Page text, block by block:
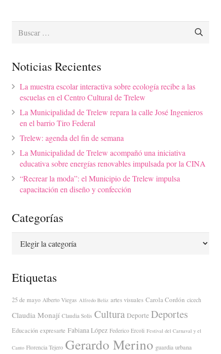
Noticias Recientes
La muestra escolar interactiva sobre ecología recibe a las
escuelas en el Centro Cultural de Trelew
La Municipalidad de Trelew repara la calle José Ingenieros
en el barrio Tiro Federal
Trelew: agenda del fin de semana
La Municipalidad de Trelew acompañó una iniciativa
educativa sobre energías renovables impulsada por la CINA
“Recrear la moda”: el Municipio de Trelew impulsa
capacitación en diseño y confección
Categorías
Etiquetas
25 de mayo Alberto Viegas Alfredo Beliz artes visuales Carola Cordón cicech
Claudia Monají Claudia Solis Cultura Deporte Deportes
Educación expresarte Fabiana López Federico Ercoli Festival del Carnaval y el
Canto Florencia Tejero Gerardo Merino guardia urbana